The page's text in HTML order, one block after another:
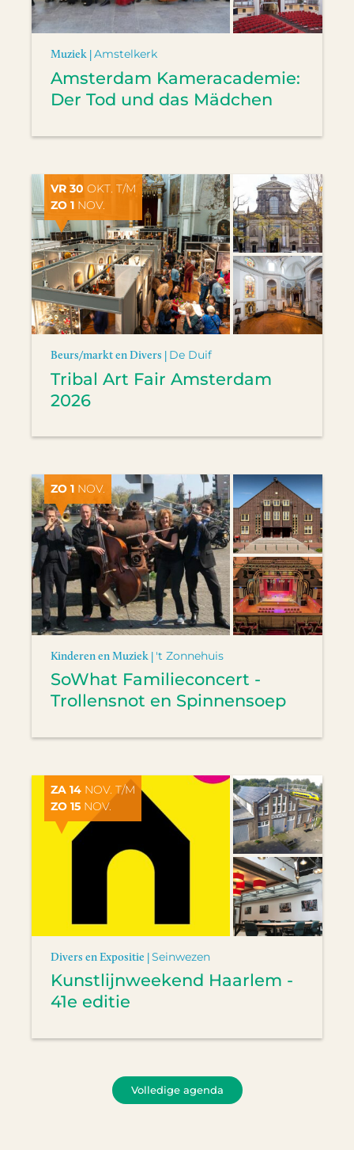
Muziek |Amstelkerk
Amsterdam Kameracademie:
Der Tod und das Mädchen
VR 30 OKT. T/M
ZO 1 NOV.
Beurs/markt en Divers | De Duif
Tribal Art Fair Amsterdam
2026
ZO 1 NOV.
Kinderen en Muziek | 't Zonnehuis
SoWhat Familieconcert -
Trollensnot en Spinnensoep
ZA 14 NOV. T/M
ZO 15 NOV.
Divers en Expositie |Seinwezen
Kunstlijnweekend Haarlem -
41e editie
Volledige agenda